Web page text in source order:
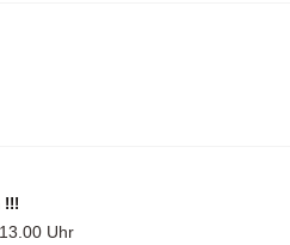
!!!
Uhr